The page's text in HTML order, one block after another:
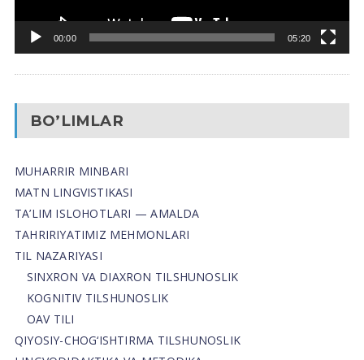
00:00 05:20
BO’LIMLAR
MUHARRIR MINBARI
MATN LINGVISTIKASI
TA’LIM ISLOHOTLARI — AMALDA
TAHRIRIYATIMIZ MEHMONLARI
TIL NAZARIYASI
SINXRON VA DIAXRON TILSHUNOSLIK
KOGNITIV TILSHUNOSLIK
OAV TILI
QIYOSIY-CHOG‘ISHTIRMA TILSHUNOSLIK